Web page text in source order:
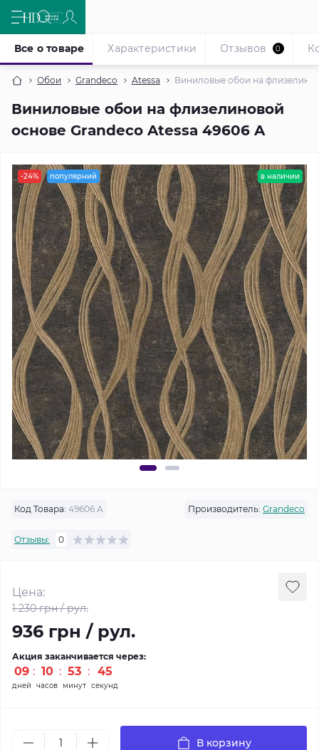
Обои Grandeco Atessa Виниловые обои на
Виниловые обои на флизелиновой
основе Grandeco Atessa 49606 A
Все о товаре Характеристики Отзывов 0
-24% популярний в наличии
Код Товара: 49606 A Производитель: Grandeco
Отзывы: 0
Цена:
1 230 грн / рул.
936 грн / рул.
Акция заканчивается через:
09
дней
10
часов
53
минут
43
секунд
В корзину